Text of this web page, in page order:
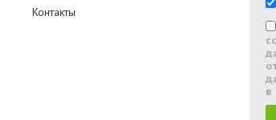
Контакты
в